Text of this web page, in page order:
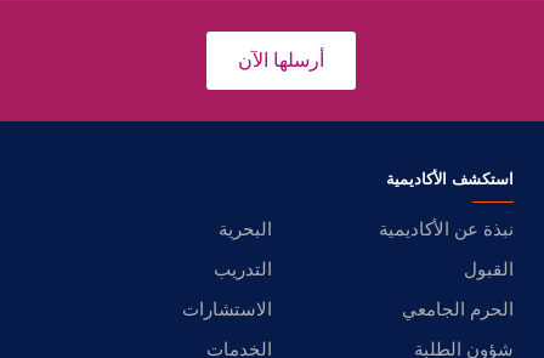
أرسلها الآن
استكشف الأكاديمية
نبذة عن الأكاديمية
البحرية
القبول
التدريب
الحرم الجامعي
الاستشارات
شؤون الطلبة
الخدمات